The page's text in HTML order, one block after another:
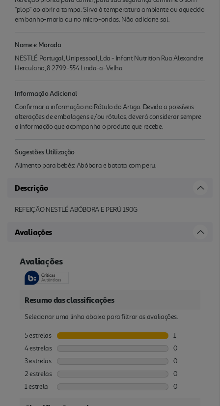
"plop" ao abrir a tampa. Sirva à temperatura ambiente ou aquecido
em banho-maria ou no micro-ondas. Não adicione sal.
Nome e Morada
NESTLÉ Portugal, Unipessoal, Lda - Infant Nutrition Rua Alexandre
Herculano, 8 2799-554 Linda-a-Velha
Informação Adicional
Confirmar a informação no Rótulo do Artigo. Devido a possíveis
alterações de embalagens e/ou rótulos, deverá considerar sempre
a informação que acompanha o produto que recebe.
Sugestões Utilização
Alimento para bebés: Abóbora e batata com peru.
Descrição
REFEIÇÃO NESTLÉ ABÓBORA E PERÚ 190G
Avaliações